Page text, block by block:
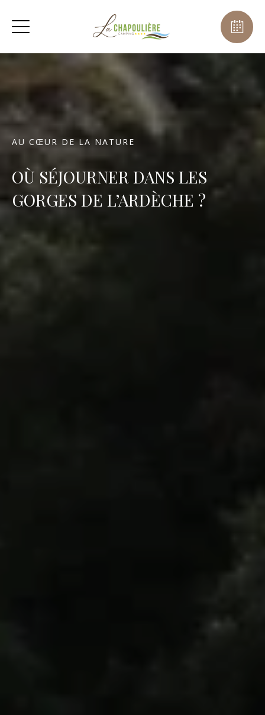
AU CŒUR DE LA NATURE
OÙ SÉJOURNER DANS LES
GORGES DE L’ARDÈCHE ?